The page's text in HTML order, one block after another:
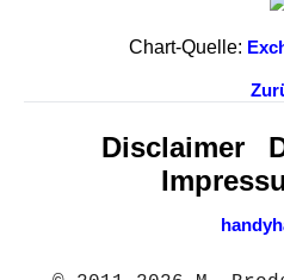
Chart-Quelle:
Disclaimer